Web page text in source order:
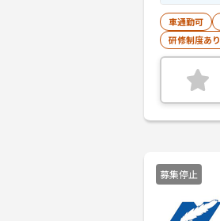
車通勤可
研修制度あり
募集停止